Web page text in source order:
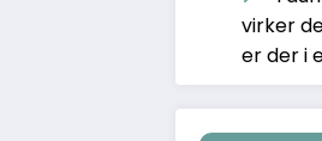
virker
er der i